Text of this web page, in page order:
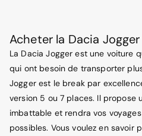
Acheter la Dacia
La Dacia Jogger est une voiture
qui ont besoin de transporter
Jogger est le break par
version 5 ou 7 places. Il propose
imbattable et rendra vos
possibles. Vous voulez en savoir